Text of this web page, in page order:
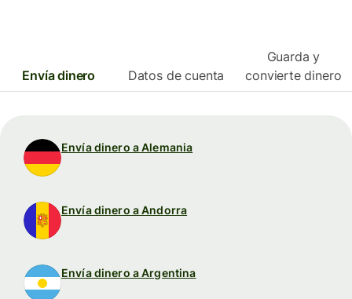
Envía dinero Datos de cuenta
Guarda y
convierte dinero
Envía dinero a Alemania
Envía dinero a Andorra
Envía dinero a Argentina